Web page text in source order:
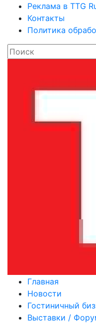
Реклама в TTG
Контакты
Политика
Главная
Новости
Гостиничный
Выставки /